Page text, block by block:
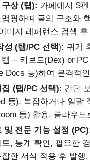
상 (탭): 카페에서 S
핑하며 글의 구조와
미지 레퍼런스 검색
성 (탭/PC 선택): 귀가
+ 키보드(Dex) or
Docs 등)하여 본격적
(탭/PC 선택): 간단
등), 복잡하거나 일괄
등) 활용. 클라우드
및 전문 기능 설정 (PC):
토, 통계 확인, 필요한
잡한 서식 적용 후 발행.